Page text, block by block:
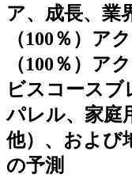
ア、成長、業
（100％）ア
（100％）ア
ビスコースブ
パレル、家庭
他）、および
の予測